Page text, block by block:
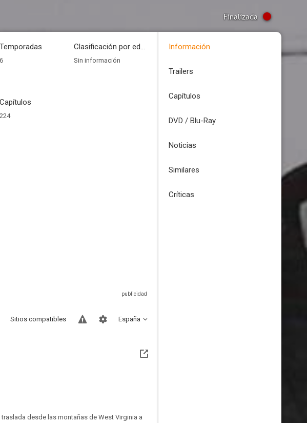
Finalizada
Temporadas
6
Clasificación por edades
Sin información
Capítulos
224
España
Sitios compatibles
desde las montañas de West Virginia a
Información
Trailers
Capítulos
DVD / Blu-Ray
Noticias
Similares
Críticas